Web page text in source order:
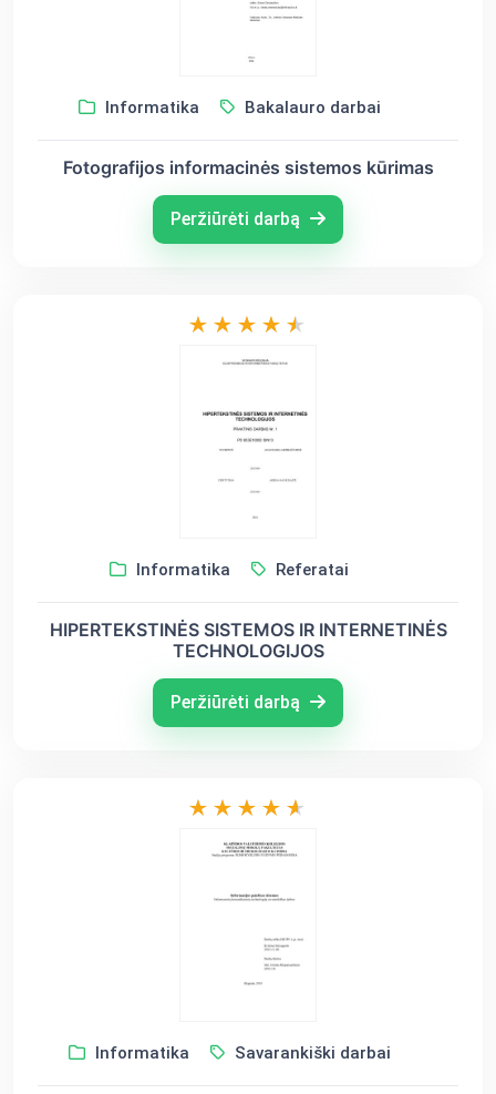
Informatika Bakalauro darbai
Fotografijos informacinės sistemos kūrimas
Peržiūrėti darbą
Informatika Referatai
HIPERTEKSTINĖS SISTEMOS IR INTERNETINĖS
TECHNOLOGIJOS
Peržiūrėti darbą
Informatika Savarankiški darbai